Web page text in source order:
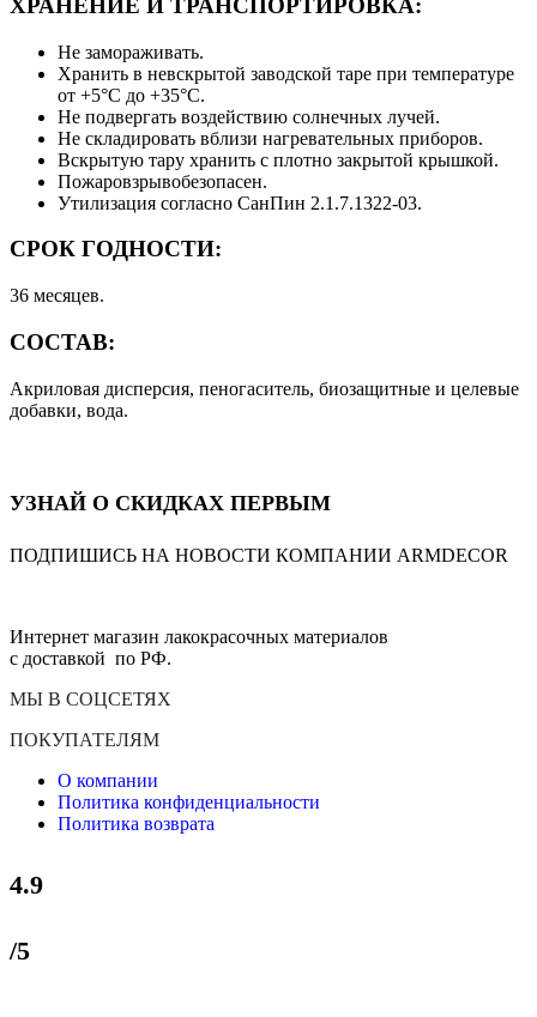
ХРАНЕНИЕ И ТРАНСПОРТИРОВКА:
Не замораживать.
Хранить в невскрытой заводской таре при температуре
от +5°С до +35°С.
Не подвергать воздействию солнечных лучей.
Не складировать вблизи нагревательных приборов.
Вскрытую тару хранить с плотно закрытой крышкой.
Пожаровзрывобезопасен.
Утилизация согласно СанПин 2.1.7.1322-03.
СРОК ГОДНОСТИ:
36 месяцев.
СОСТАВ:
Акриловая дисперсия, пеногаситель, биозащитные и целевые
добавки, вода.
УЗНАЙ О СКИДКАХ ПЕРВЫМ
ПОДПИШИСЬ НА НОВОСТИ КОМПАНИИ ARMDECOR
Интернет магазин лакокрасочных материалов
с доставкой по РФ.
МЫ В СОЦСЕТЯХ
ПОКУПАТЕЛЯМ
О компании
Политика конфиденциальности
Политика возврата
4.9
/5